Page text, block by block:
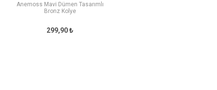
Anemoss Mavi Dümen Tasarımlı
Bronz Kolye
299,90 ₺